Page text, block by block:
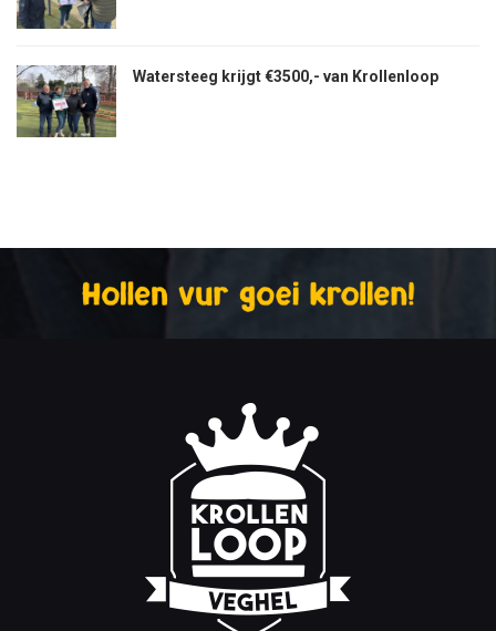
Watersteeg krijgt €3500,- van Krollenloop